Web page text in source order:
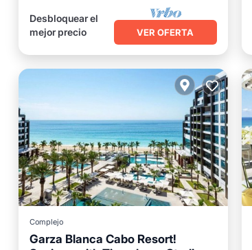
Desbloquear el
mejor precio
VER OFERTA
Complejo
Garza Blanca Cabo Resort!